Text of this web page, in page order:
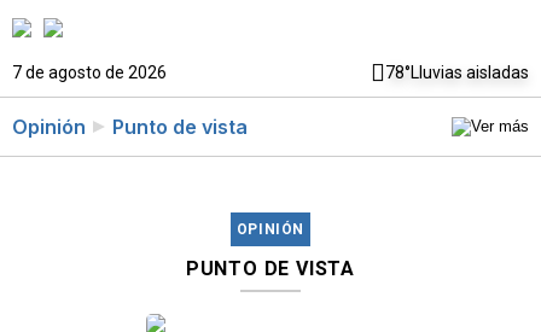
7 de agosto de 2026 78°Lluvias aisladas
Opinión Punto de vista
OPINIÓN
PUNTO DE VISTA